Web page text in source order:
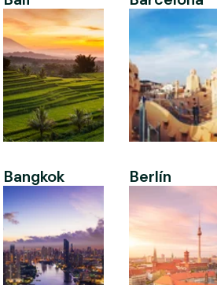
Bangkok Berlín